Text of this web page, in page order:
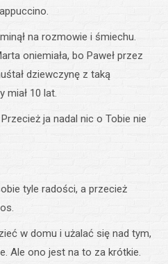
na rozmowie i śmiechu.
oniemiała, bo Paweł przez
dziewczynę z taką
miał 10 lat.
ja nadal nic o Tobie nie
tyle radości, a przecież
w domu i użalać się nad tym,
Ale ono jest na to za krótkie.